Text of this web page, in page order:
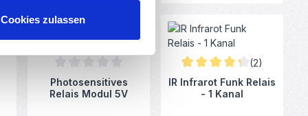
Cookies zulassen
von 0 von 5 Sternen
Durchschnittliche Bewertung von 0 von 5 Sternen
Photosensitives
Relais Modul 5V
Durchschnittliche
(2)
IR Infrarot Funk Relais
- 1 Kanal